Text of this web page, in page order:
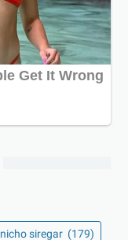
nicho siregar (179)